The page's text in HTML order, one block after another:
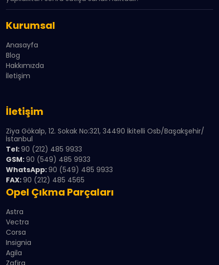
Kurumsal
Anasayfa
Blog
Hakkımızda
İletişim
İletişim
Ziya Gökalp, 12. Sokak No:321, 34490 İkitelli Osb/Başakşehir/
İstanbul
Tel:90 (212) 485 9933
GSM:90 (549) 485 9933
WhatsApp:90 (549) 485 9933
FAX:90 (212) 485 4565
Opel Çıkma Parçaları
Astra
Vectra
Corsa
Insignia
Agila
Zafira